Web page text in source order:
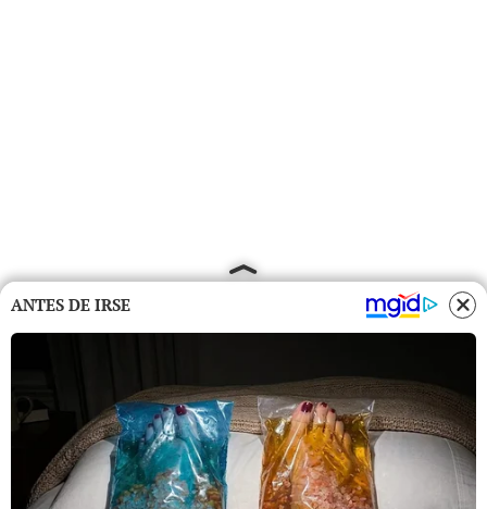
ANTES DE IRSE